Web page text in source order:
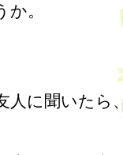
。
人に聞いたら